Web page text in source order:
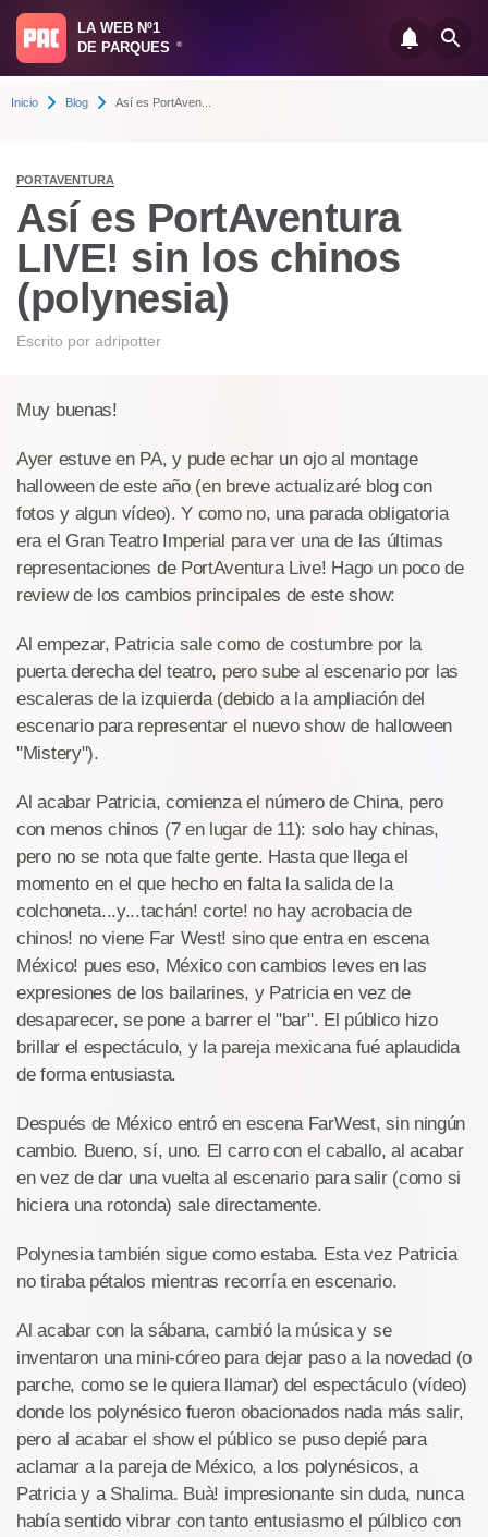
LA WEB Nº1
DE PARQUES
®
Inicio Blog Así es PortAven...
PORTAVENTURA
Así es PortAventura
LIVE! sin los chinos
(polynesia)
Escrito por adripotter
Muy buenas!
Ayer estuve en PA, y pude echar un ojo al montage
halloween de este año (en breve actualizaré blog con
fotos y algun vídeo). Y como no, una parada obligatoria
era el Gran Teatro Imperial para ver una de las últimas
representaciones de PortAventura Live! Hago un poco de
review de los cambios principales de este show:
Al empezar, Patricia sale como de costumbre por la
puerta derecha del teatro, pero sube al escenario por las
escaleras de la izquierda (debido a la ampliación del
escenario para representar el nuevo show de halloween
"Mistery").
Al acabar Patricia, comienza el número de China, pero
con menos chinos (7 en lugar de 11): solo hay chinas,
pero no se nota que falte gente. Hasta que llega el
momento en el que hecho en falta la salida de la
colchoneta...y...tachán! corte! no hay acrobacia de
chinos! no viene Far West! sino que entra en escena
México! pues eso, México con cambios leves en las
expresiones de los bailarines, y Patricia en vez de
desaparecer, se pone a barrer el "bar". El público hizo
brillar el espectáculo, y la pareja mexicana fué aplaudida
de forma entusiasta.
Después de México entró en escena FarWest, sin ningún
cambio. Bueno, sí, uno. El carro con el caballo, al acabar
en vez de dar una vuelta al escenario para salir (como si
hiciera una rotonda) sale directamente.
Polynesia también sigue como estaba. Esta vez Patricia
no tiraba pétalos mientras recorría en escenario.
Al acabar con la sábana, cambió la música y se
inventaron una mini-córeo para dejar paso a la novedad (o
parche, como se le quiera llamar) del espectáculo (vídeo)
donde los polynésico fueron obacionados nada más salir,
pero al acabar el show el público se puso depié para
aclamar a la pareja de México, a los polynésicos, a
Patricia y a Shalima. Buà! impresionante sin duda, nunca
había sentido vibrar con tanto entusiasmo el púlblico con